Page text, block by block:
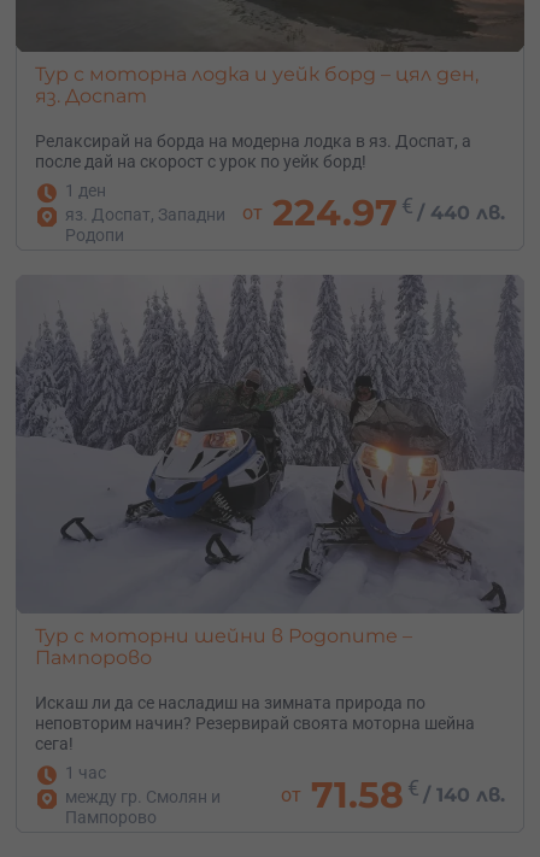
Тур с моторна лодка и уейк борд – цял ден,
яз. Доспат
Релаксирай на борда на модерна лодка в яз. Доспат, а
после дай на скорост с урок по уейк борд!
1 ден
яз. Доспат, Западни
Родопи
от 224.97 € /440 лв.
Тур с моторни шейни в Родопите –
Пампорово
Искаш ли да се насладиш на зимната природа по
неповторим начин? Резервирай своята моторна шейна
сега!
1 час
между гр. Смолян и
Пампорово
от 71.58 € / 140 лв.